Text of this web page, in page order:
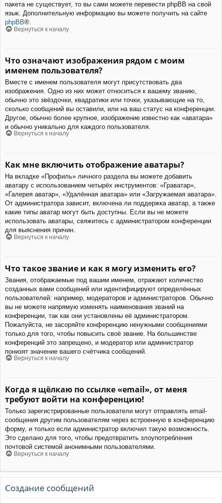
пакета не существует, то вы сами можете перевести phpBB на свой
язык. Дополнительную информацию вы можете получить на сайте
phpBB®.
Вернуться к началу
Что означают изображения рядом с моим
именем пользователя?
Вместе с именем пользователя могут присутствовать два
изображения. Одно из них может относиться к вашему званию,
обычно это звёздочки, квадратики или точки, указывающие на то,
сколько сообщений вы оставили, или на ваш статус на конференции.
Другое, обычно более крупное, изображение известно как «аватара»
и обычно уникально для каждого пользователя.
Вернуться к началу
Как мне включить отображение аватары?
На вкладке «Профиль» личного раздела вы можете добавить
аватару с использованием четырёх инструментов: «Граватар»,
«Галерея аватар», «Удалённая аватара» или «Загружаемая аватара».
От администратора зависит, включена ли поддержка аватар, а также
какие типы аватар могут быть доступны. Если вы не можете
использовать аватары, свяжитесь с администратором конференции
для выяснения причин.
Вернуться к началу
Что такое звание и как я могу изменить его?
Звания, отображаемые под вашим именем, отражают количество
созданных вами сообщений или идентифицируют определённых
пользователей: например, модераторов и администраторов. Обычно
вы не можете напрямую изменять наименования званий на
конференции, так как они установлены её администратором.
Пожалуйста, не засоряйте конференцию ненужными сообщениями
только для того, чтобы повысить своё звание. На большинстве
конференций это запрещено, и модератор или администратор
понизят значение вашего счётчика сообщений.
Вернуться к началу
Когда я щёлкаю по ссылке «email», от меня
требуют войти на конференцию!
Только зарегистрированные пользователи могут отправлять email-
сообщения другим пользователям через встроенную в конференцию
форму, и только если администратор включил такую возможность.
Это сделано для того, чтобы предотвратить злоупотребления
почтовой системой анонимными пользователями.
Вернуться к началу
Создание сообщений